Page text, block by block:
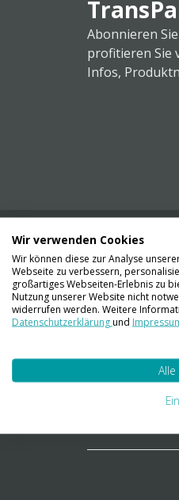
Abonnieren
profitieren Sie
Infos,
061
FAQ
Wir verwenden Cookies
Wir können diese zur Analyse
Webseite zu verbessern,
großartiges Webseiten-Erlebnis zu
Nutzung unserer Website nicht
widerrufen werden. Weitere
Datenschutzerklärungund